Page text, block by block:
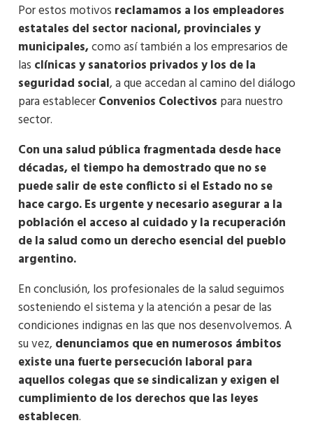
Por estos motivos reclamamos a los empleadores
estatales del sector nacional, provinciales y
municipales,como así también a los empresarios de
las clínicas y sanatorios privados y los de la
seguridad social, a que accedan al camino del diálogo
para establecerConvenios Colectivos para nuestro
sector.
Con una salud pública fragmentada desde hace
décadas, el tiempo ha demostrado que no se
puede salir de este conflicto si el Estado no se
hace cargo. Es urgente y necesario asegurar a la
población el acceso al cuidado y la recuperación
de la salud como un derecho esencial del pueblo
argentino.
En conclusión, los profesionales de la salud seguimos
sosteniendo el sistema y la atención a pesar de las
condiciones indignas en las que nos desenvolvemos. A
su vez, denunciamos que en numerosos ámbitos
existe una fuerte persecución laboral para
aquellos colegas que se sindicalizan y exigen el
cumplimiento de los derechos que las leyes
establecen.